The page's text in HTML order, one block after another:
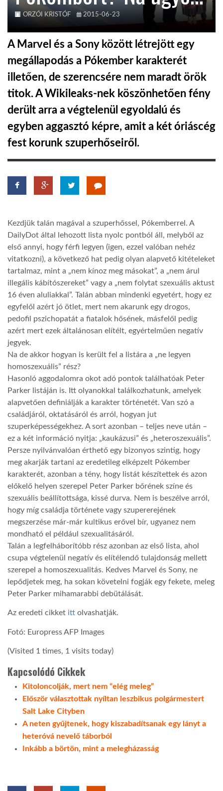
A NAP SZÉPE
LINKTR.EE
GLOBOZSARU
DOBRAVERO.HU
LATIMO.HU
GLOBOBOOK
ORZÓI KRISTÓF 2015-06-23
A Marvel és a Sony között létrejött egy
megállapodás a Pókember karakterét
illetően, de szerencsére nem maradt örök
titok. A Wikileaks-nek köszönhetően fény
derült arra a végtelenül egyoldalú és
egyben aggasztó képre, amit a két óriáscég
fest korunk szuperhőseiről.
Kezdjük talán magával a szuperhőssel, Pókemberrel. A
DailyDot által lehozott lista nyolc pontból áll, melyből az
első annyi, hogy férfi legyen (igen, ezzel valóban nehéz
vitatkozni), a következő hat pedig olyan alapvető kitételeket
tartalmaz, mint a „nem kínoz meg másokat”, a „nem árul
illegális kábítószereket” vagy a „nem folytat szexuális aktust
16 éven aluliakkal”. Talán abban mindenki egyetért, hogy ez
egyfelől azért jó ötlet, mert nem akarunk egy drogos,
pedofil pszichopatát a fiatalok hősének, másfelől pedig
azért mert ezek általánosan elítélt, egyértelműen negatív
jegyek.
Na de akkor hogyan is került fel a listára a „ne legyen
homoszexuális” rész?
Hasonló aggodalomra okot adó pontok találhatóak Peter
Parker listáján is. Itt olyanokkal találkozhatunk, amelyek
alapvetően definiálják a karakter történetét. Van szó a
családjáról, oktatásáról és arról, hogyan jut
szuperképességekhez. A sort azonban – teljes neve után –
ez a két információ nyitja: „kaukázusi” és „heteroszexuális”.
Persze nyilvánvalóan érthető egy bizonyos szintig, hogy
meg akarják tartani az eredetileg elképzelt Pókember
karakterét, azonban a tény, hogy listát készítettek és azon
előkelő helyen szerepel Peter Parker bőrének színe és
szexuális beállítottsága, kissé durva. Nem is beszélve arról,
hogy míg családja története vagy szupererejének
megszerzése már-már kultikus erővel bír, ugyanez nem
mondható el például szexualitásáról.
Talán a legfelháborítóbb rész azonban az első lista, ahol
csupa végtelenül negatív és elítélendő tulajdonság mellett
szerepel a homoszexualitás. Kedves Marvel és Sony, ne
lepődjetek meg, ha sokan követelni fogják egy fekete, meleg
Peter Parker mihamarabbi debütálását.
Az eredeti cikket itt olvashatják.
Fotó: Europress AFP Images
(Visited 1 times, 1 visits today)
Kapcsolódó Cikkek
Kitoloncolják, mert nem “elég meleg”
Először választottak nyíltan leszbikus polgármestert
Salt Lake Cityben
A neten gyűjtenek, hogy kiszabadítsanak egy lányt a
heteróvá nevelő táborból
Inkább a börtön, mint a melegházasság